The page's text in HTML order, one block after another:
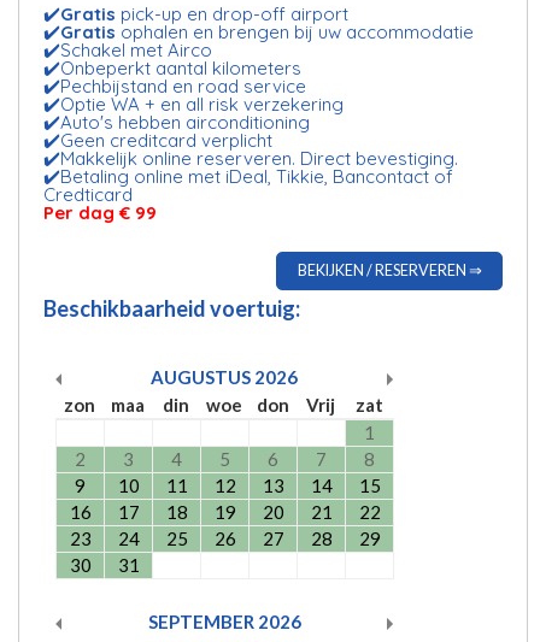
✔️Gratis pick-up en drop-off airport
✔️Gratis ophalen en brengen bij uw accommodatie
✔️Schakel met Airco
✔️Onbeperkt aantal kilometers
✔️Pechbijstand en road service
✔️Optie WA + en all risk verzekering
✔️Auto's hebben airconditioning
✔️Geen creditcard verplicht
✔️Makkelijk online reserveren. Direct bevestiging.
✔️Betaling online met iDeal, Tikkie, Bancontact of
Credticard
Per dag € 99
BEKIJKEN / RESERVEREN ⇒
Beschikbaarheid voertuig:
AUGUSTUS 2026
zon
maa din woe don Vrij
zat
1
2
3 4 5 6 7
8
9
10 11 12 13 14
15
16
17 18 19 20 21
22
23
24 25 26 27 28
29
30
31
SEPTEMBER 2026